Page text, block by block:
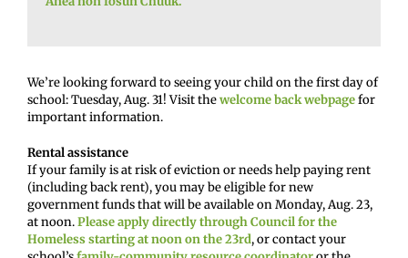
We’re looking forward to seeing your child on the first day of
school: Tuesday, Aug. 31! Visit thewelcome back webpagefor
important information.
Rental assistance
If your family is at risk of eviction or needs help paying rent
(including back rent), you may be eligible for new
government funds that will be available on Monday, Aug. 23,
at noon.Please apply directly through Council for the
Homeless starting at noon on the 23rd, or contact your